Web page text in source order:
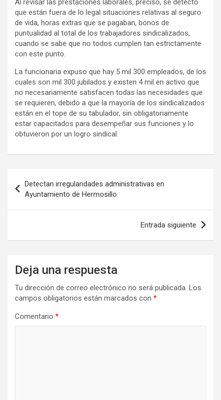
Al revisar las prestaciones laborales, precisó, se detectó
que están fuera de lo legal situaciones relativas al seguro
de vida, horas extras que se pagaban, bonos de
puntualidad al total de los trabajadores sindicalizados,
cuando se sabe que no todos cumplen tan estrictamente
con este punto.
La funcionaria expuso que hay 5 mil 300 empleados, de los
cuales son mil 300 jubilados y existen 4 mil en activo que
no necesariamente satisfacen todas las necesidades que
se requieren, debido a que la mayoría de los sindicalizados
están en el tope de su tabulador, sin obligatoriamente
estar capacitados para desempeñar sus funciones y lo
obtuvieron por un logro sindical.
de
entradas
Detectan irregularidades administrativas en
Ayuntamiento de Hermosillo
Entrada siguiente
Deja una respuesta
Tu dirección de correo electrónico no será publicada. Los
campos obligatorios están marcados con *
Comentario *